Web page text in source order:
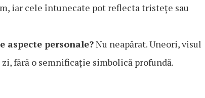
iar cele întunecate pot reflecta tristețe sau
aspecte personale?Nu neapărat. Uneori, visul
fără o semnificație simbolică profundă.